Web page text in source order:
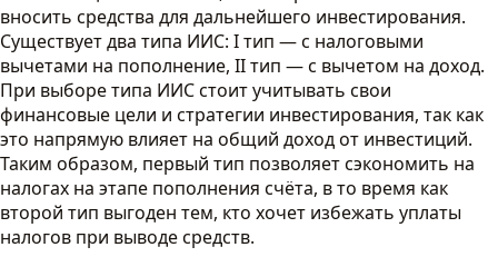
вносить средства для дальнейшего инвестирования.
Существует два типа ИИС: I тип — с налоговыми
вычетами на пополнение, II тип — с вычетом на доход.
При выборе типа ИИС стоит учитывать свои
финансовые цели и стратегии инвестирования, так как
это напрямую влияет на общий доход от инвестиций.
Таким образом, первый тип позволяет сэкономить на
налогах на этапе пополнения счёта, в то время как
второй тип выгоден тем, кто хочет избежать уплаты
налогов при выводе средств.